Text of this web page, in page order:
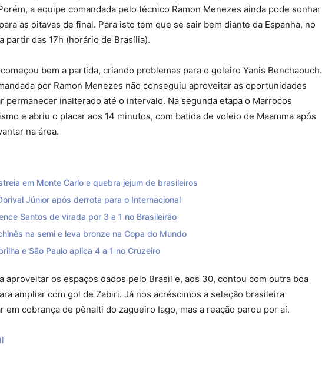
a equipe comandada pelo técnico Ramon Menezes ainda pode sonhar
as oitavas de final. Para isto tem que se sair bem diante da Espanha, no
partir das 17h (horário de Brasília).
bem a partida, criando problemas para o goleiro Yanis Benchaouch.
por Ramon Menezes não conseguiu aproveitar as oportunidades
permanecer inalterado até o intervalo. Na segunda etapa o Marrocos
e abriu o placar aos 14 minutos, com batida de voleio de Maamma após
na área.
em Monte Carlo e quebra jejum de brasileiros
Júnior após derrota para o Internacional
Santos de virada por 3 a 1 no Brasileirão
na semi e leva bronze na Copa do Mundo
e São Paulo aplica 4 a 1 no Cruzeiro
aproveitar os espaços dados pelo Brasil e, aos 30, contou com outra boa
ampliar com gol de Zabiri. Já nos acréscimos a seleção brasileira
em cobrança de pênalti do zagueiro Iago, mas a reação parou por aí.